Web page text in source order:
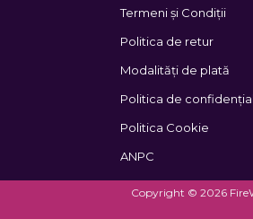
Termeni și Condiții
Politica de retur
Modalități de plată
Politica de
Politica Cookie
ANPC
Copyright © 2026